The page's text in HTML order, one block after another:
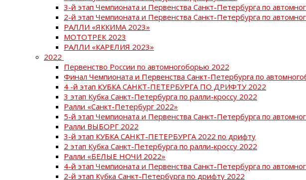
3-й этап Чемпионата и Первенства Санкт-Петербурга по
2-й этап Чемпионата и Первенства Санкт-Петербурга по
РАЛЛИ «ЯККИМА 2023»
МОТОТРЕК 2023
РАЛЛИ «КАРЕЛИЯ 2023»
2022
Первенство России по автомногоборью 2022
Финал Чемпионата и Первенства Санкт-Петербурга по
4 -й этап КУБКА САНКТ-ПЕТЕРБУРГА ПО ДРИФТУ 2022
3 этап Кубка Санкт-Петербурга по ралли-кроссу 2022
Ралли «Санкт-Петербург 2022»
5-й этап Чемпионата и Первенства Санкт-Петербурга по
Ралли ВЫБОРГ 2022
3-й этап КУБКА САНКТ-ПЕТЕРБУРГА 2022 по дрифту
2 этап Кубка Санкт-Петербурга по ралли-кроссу 2022
Ралли «БЕЛЫЕ НОЧИ 2022»
4-й этап Чемпионата и Первенства Санкт-Петербурга по
2-й этап Кубка Санкт-Петербурга по дрифту 2022